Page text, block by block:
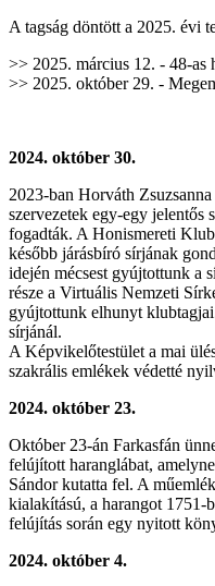
A tagság döntött a 2025. évi
>> 2025. március 12. - 48-as
>> 2025. október 29. -
2024. október 30.
2023-ban Horváth
szervezetek egy-egy jelentős
fogadták. A Honismereti
később járásbíró sírjának
idején mécsest gyújtottunk a
része a Virtuális Nemzeti
gyújtottunk elhunyt
sírjánál.
A Képvikelőtestület a mai
szakrális emlékek védetté
2024. október 23.
Október 23-án Farkasfán
felújított haranglábat,
Sándor kutatta fel. A
kialakítású, a harangot 1751-
felújítás során egy nyitott
2024. október 4.